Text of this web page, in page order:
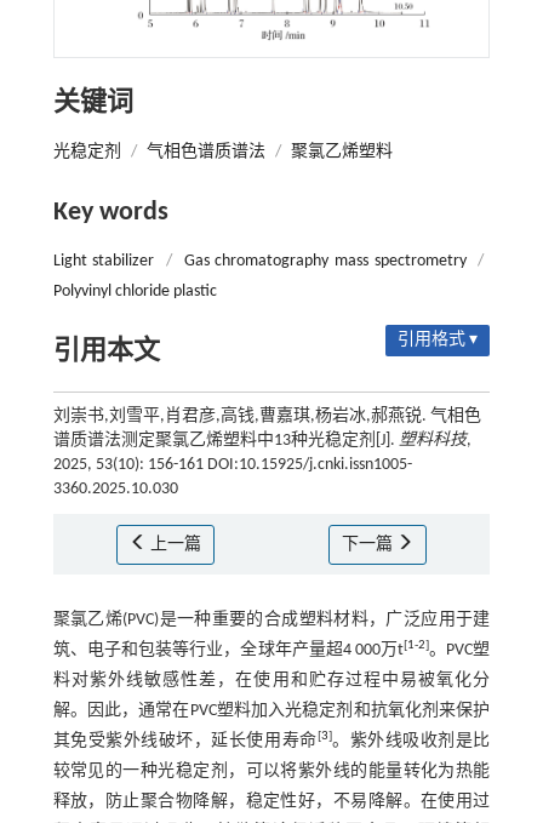
关键词
光稳定剂 / 气相色谱质谱法 / 聚氯乙烯塑料
Key words
Light stabilizer / Gas chromatography mass spectrometry
/
Polyvinyl chloride plastic
引用本文 引用格式 ▾
刘崇书,刘雪平,肖君彦,高钱,曹嘉琪,杨岩冰,郝燕锐. 气相色
谱质谱法测定聚氯乙烯塑料中13种光稳定剂[J]. 塑料科技,
2025, 53(10): 156-161 DOI:10.15925/j.cnki.issn1005-
3360.2025.10.030
上一篇 下一篇
聚氯乙烯(PVC)是一种重要的合成塑料材料，广泛应用于建
筑、电子和包装等行业，全球年产量超4 000万t[1-2]。PVC塑
料对紫外线敏感性差，在使用和贮存过程中易被氧化分
解。因此，通常在PVC塑料加入光稳定剂和抗氧化剂来保护
其免受紫外线破坏，延长使用寿命[3]。紫外线吸收剂是比
较常见的一种光稳定剂，可以将紫外线的能量转化为热能
释放，防止聚合物降解，稳定性好，不易降解。在使用过